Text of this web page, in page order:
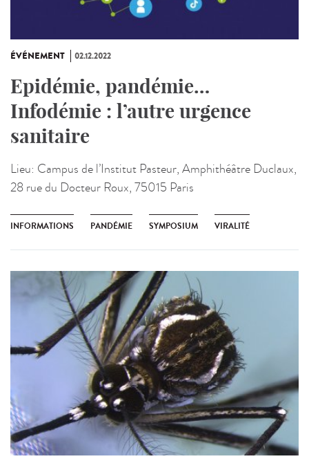
ÉVÉNEMENT 02.12.2022
Epidémie, pandémie…
Infodémie : l’autre urgence
sanitaire
Lieu: Campus de l’Institut Pasteur, Amphithéâtre Duclaux,
28 rue du Docteur Roux, 75015 Paris
INFORMATIONS PANDÉMIE SYMPOSIUM VIRALITÉ